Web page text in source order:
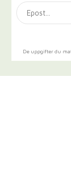
De uppgifter du